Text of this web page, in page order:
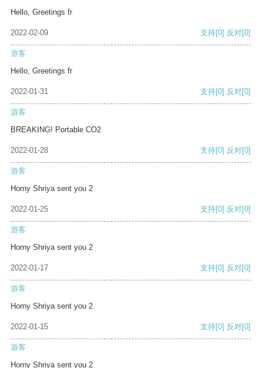
Hello, Greetings fr
2022-02-09 支持[0] 反对[0]
游客
Hello, Greetings fr
2022-01-31 支持[0] 反对[0]
游客
BREAKING! Portable CO2
2022-01-28 支持[0] 反对[0]
游客
Horny Shriya sent you 2
2022-01-25 支持[0] 反对[0]
游客
Horny Shriya sent you 2
2022-01-17 支持[0] 反对[0]
游客
Horny Shriya sent you 2
2022-01-15 支持[0] 反对[0]
游客
Horny Shriya sent you 2